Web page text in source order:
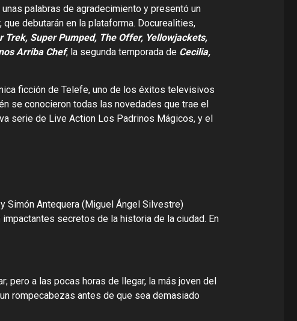
palabras de agradecimiento y presentó un
debutarán en la plataforma. Docurealities,
Trek, Super Pumped, The Offer, Yellowjackets,
Arriba Chef, la segunda temporada de Cecilia,
ficción de Telefe, uno de los éxitos televisivos
se conocieron todas las novedades que trae el
serie de Live Action Los Padrinos Mágicos, y el
Simón Antequera (Miguel Ángel Silvestre)
secretos de la historia de la ciudad. En
pero a las pocas horas de llegar, la más joven del
rompecabezas antes de que sea demasiado